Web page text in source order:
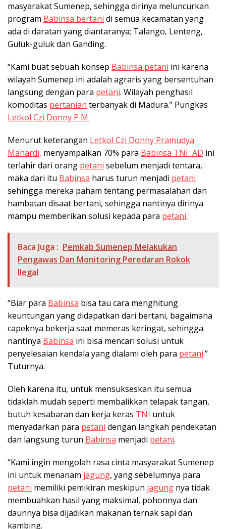
masyarakat Sumenep, sehingga dirinya meluncurkan
program Babinsa bertani di semua kecamatan yang
ada di daratan yang diantaranya; Talango, Lenteng,
Guluk-guluk dan Ganding.
“Kami buat sebuah konsep Babinsa petani ini karena
wilayah Sumenep ini adalah agraris yang bersentuhan
langsung dengan para petani. Wilayah penghasil
komoditas pertanian terbanyak di Madura.” Pungkas
Letkol Czi Donny P M.
Menurut keterangan Letkol Czi Donny Pramudya
Mahardi, menyampaikan 70% para Babinsa TNI AD ini
terlahir dari orang petani sebelum menjadi tentara,
maka dari itu Babinsa harus turun menjadi petani
sehingga mereka paham tentang permasalahan dan
hambatan disaat bertani, sehingga nantinya dirinya
mampu memberikan solusi kepada para petani.
Baca Juga : Pemkab Sumenep Melakukan
Pengawas Dan Monitoring Peredaran Rokok
Ilegal
“Biar para Babinsa bisa tau cara menghitung
keuntungan yang didapatkan dari bertani, bagaimana
capeknya bekerja saat memeras keringat, sehingga
nantinya Babinsa ini bisa mencari solusi untuk
penyelesaian kendala yang dialami oleh para petani.”
Tuturnya.
Oleh karena itu, untuk mensukseskan itu semua
tidaklah mudah seperti membalikkan telapak tangan,
butuh kesabaran dan kerja keras TNI untuk
menyadarkan para petani dengan langkah pendekatan
dan langsung turun Babinsa menjadi petani.
“Kami ingin mengolah rasa cinta masyarakat Sumenep
ini untuk menanam jagung, yang sebelumnya para
petani memiliki pemikiran meskipun jagung nya tidak
membuahkan hasil yang maksimal, pohonnya dan
daunnya bisa dijadikan makanan ternak sapi dan
kambing.